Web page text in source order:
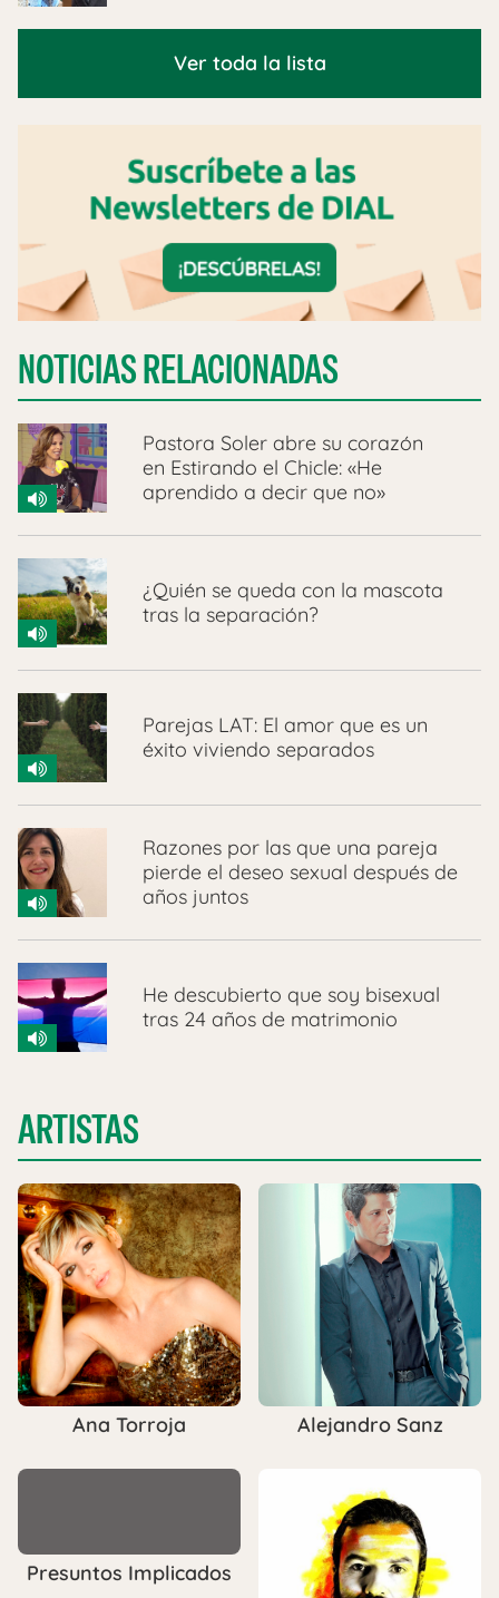
Ver toda la lista
NOTICIAS RELACIONADAS
Pastora Soler abre su corazón
en Estirando el Chicle: «He
aprendido a decir que no»
¿Quién se queda con la mascota
tras la separación?
Parejas LAT: El amor que es un
éxito viviendo separados
Razones por las que una pareja
pierde el deseo sexual después de
años juntos
He descubierto que soy bisexual
tras 24 años de matrimonio
ARTISTAS
Ana Torroja Alejandro Sanz
Presuntos Implicados